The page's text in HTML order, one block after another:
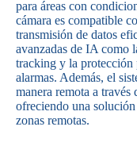
para áreas con
cámara es compatible
transmisión de datos
avanzadas de IA como
tracking y la protección
alarmas. Además, el
manera remota a
ofreciendo una
zonas remotas.